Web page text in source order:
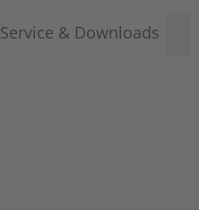
Service & Downloads